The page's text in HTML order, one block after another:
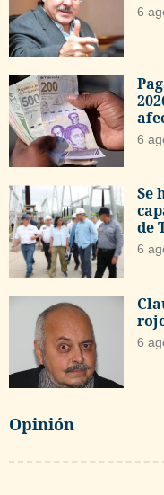
6
6
Se
de
6
6
Opinión